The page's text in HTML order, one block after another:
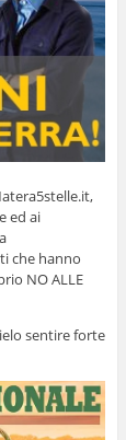
ed ai
che hanno
NO ALLE
sentire forte